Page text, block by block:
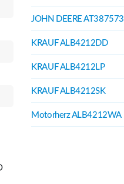
JOHN DEERE AT387573
KRAUF ALB4212DD
KRAUF ALB4212LP
KRAUF ALB4212SK
Motorherz ALB4212WA